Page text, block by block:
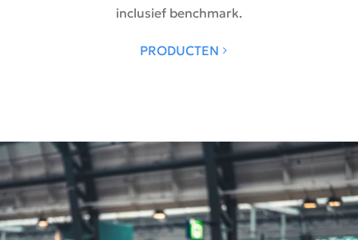
inclusief benchmark.
PRODUCTEN